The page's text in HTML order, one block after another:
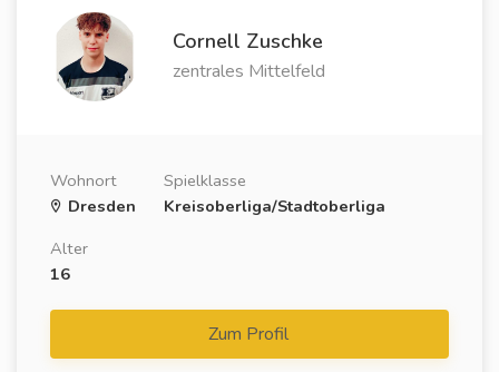
Cornell Zuschke
zentrales Mittelfeld
Wohnort
Dresden
Spielklasse
Kreisoberliga/Stadtoberliga
Alter
16
Zum Profil